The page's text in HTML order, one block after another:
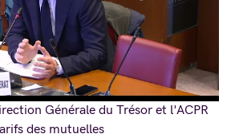
Générale du Trésor et l'ACPR
des mutuelles